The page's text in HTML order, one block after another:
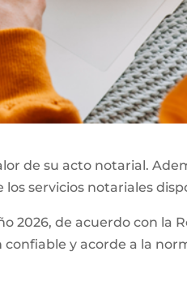
de su acto notarial.
servicios notariales
2026, de acuerdo con la
y acorde a la